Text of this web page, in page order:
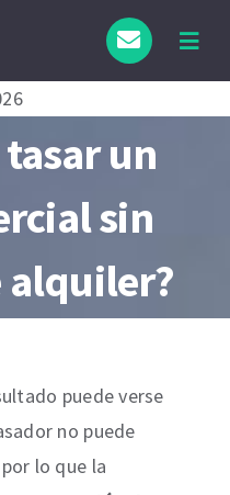
tasar un
sin
alquiler?
puede verse
no puede
lo que la